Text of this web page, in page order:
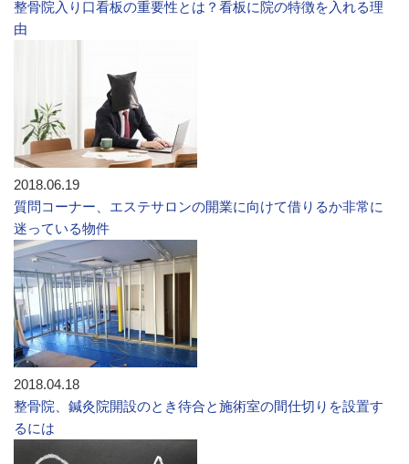
整骨院入り口看板の重要性とは？看板に院の特徴を入れる理
由
2018.06.19
質問コーナー、エステサロンの開業に向けて借りるか非常に
迷っている物件
2018.04.18
整骨院、鍼灸院開設のとき待合と施術室の間仕切りを設置す
るには